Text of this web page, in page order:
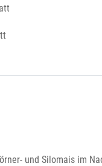
und Silomais im